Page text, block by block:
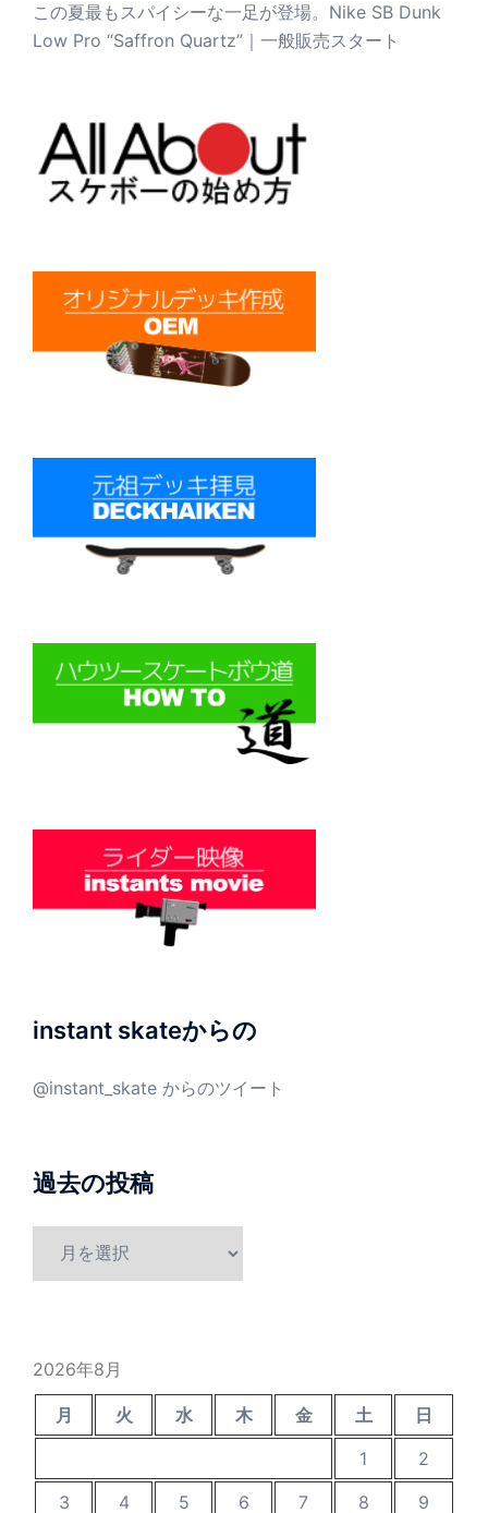
この夏最もスパイシーな一足が登場。Nike SB Dunk
Low Pro “Saffron Quartz”｜一般販売スタート
instant skateからの
@instant_skate からのツイート
過去の投稿
2026年8月
月 火 水 木 金 土
日
1
2
3
4 5 6 7 8
9